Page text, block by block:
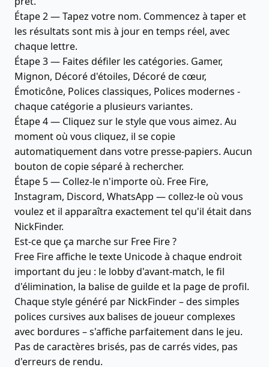
Étape 2 — Tapez votre nom. Commencez à taper et
les résultats sont mis à jour en temps réel, avec
chaque lettre.
Étape 3 — Faites défiler les catégories. Gamer,
Mignon, Décoré d'étoiles, Décoré de cœur,
Émoticône, Polices classiques, Polices modernes -
chaque catégorie a plusieurs variantes.
Étape 4 — Cliquez sur le style que vous aimez. Au
moment où vous cliquez, il se copie
automatiquement dans votre presse-papiers. Aucun
bouton de copie séparé à rechercher.
Étape 5 — Collez-le n'importe où. Free Fire,
Instagram, Discord, WhatsApp — collez-le où vous
voulez et il apparaîtra exactement tel qu'il était dans
NickFinder.
Est-ce que ça marche sur Free Fire ?
Free Fire affiche le texte Unicode à chaque endroit
important du jeu : le lobby d'avant-match, le fil
d'élimination, la balise de guilde et la page de profil.
Chaque style généré par NickFinder – des simples
polices cursives aux balises de joueur complexes
avec bordures – s'affiche parfaitement dans le jeu.
Pas de caractères brisés, pas de carrés vides, pas
d'erreurs de rendu.